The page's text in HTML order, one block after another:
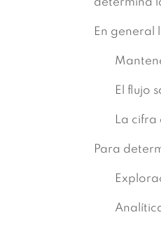
determina
En general
El flujo
La
Para